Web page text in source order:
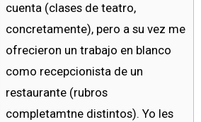
cuenta (clases de teatro,
concretamente), pero a su vez me
ofrecieron un trabajo en blanco
como recepcionista de un
restaurante (rubros
completamtne distintos). Yo les